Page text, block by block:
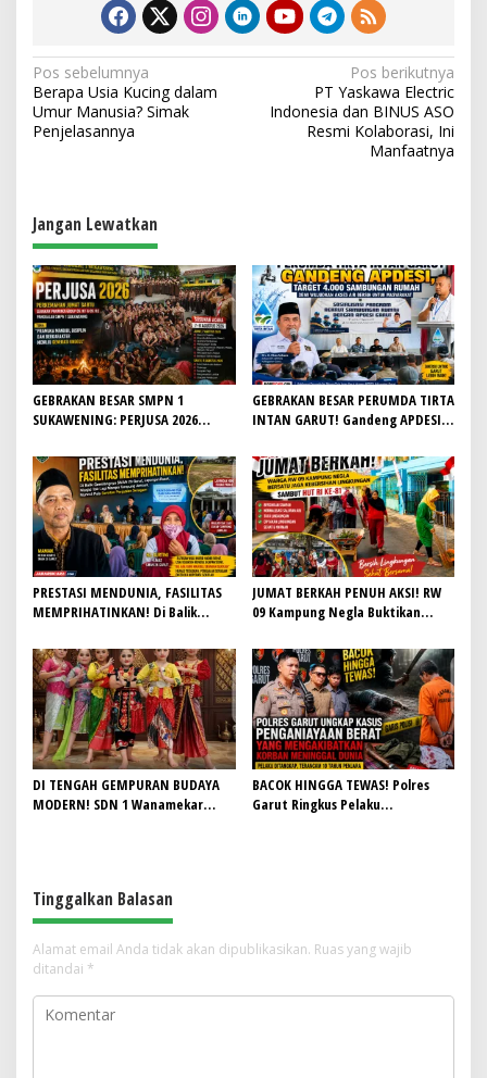
N
a
v
a
s
i
p
o
s
Pos sebelumnya
Berapa Usia Kucing dalam
Umur Manusia? Simak
Penjelasannya
Pos berikutnya
PT Yaskawa Electric
Indonesia dan BINUS ASO
Resmi Kolaborasi, Ini
Manfaatnya
Jangan Lewatkan
GEBRAKAN BESAR SMPN 1
SUKAWENING: PERJUSA 2026
JIWA KEPANDUAN SISWA
GEBRAKAN BESAR PERUMDA TIRTA
INTAN GARUT! Gandeng APDESI,
Demi Wujudkan Akses Air Bersih
untuk Masyarakat
PRESTASI MENDUNIA, FASILITAS
MEMPRIHATINKAN! Di Balik
Lapangan Hoki Rusak, Masjid Tak
Lagi Mampu Tampung Jamaah,
Penjualan Seragam Ikut Jadi
Sorotan
JUMAT BERKAH PENUH AKSI! RW
09 Kampung Negla Buktikan
Slogan, Warga Bersatu Sambut
HUT RI ke-81
DI TENGAH GEMPURAN BUDAYA
MODERN! SDN 1 Wanamekar
BACOK HINGGA TEWAS! Polres
Garut Ringkus Pelaku
Tinggalkan Balasan
Alamat email Anda tidak akan dipublikasikan. Ruas yang wajib
ditandai *